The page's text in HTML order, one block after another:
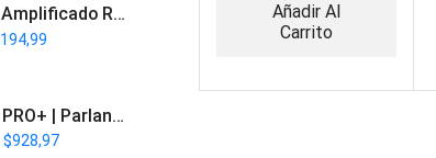
Añadir Al
Carrito
Parlante Amplificado Recargable BT | Italy Audio ITL-PRO11
194,99
BOSE S1 PRO+ | Parlante Profesional PA Inalámbrico
$928,97